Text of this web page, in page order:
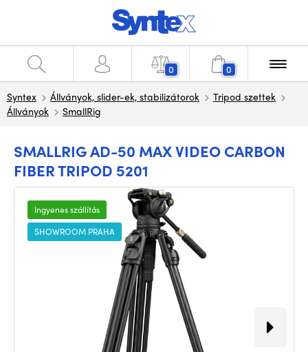
0 0
Syntex Állványok, slider-ek, stabilizátorok
Tripod szettek
Állványok
SmallRig
SMALLRIG AD-50 MAX VIDEO CARBON
FIBER TRIPOD 5201
Ingyenes szállítás
SHOWROOM PRAHA